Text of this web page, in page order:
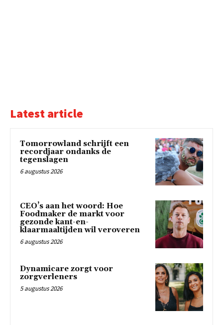
Latest article
Tomorrowland schrijft een
recordjaar ondanks de
tegenslagen
6 augustus 2026
CEO’s aan het woord: Hoe
Foodmaker de markt voor
gezonde kant-en-
klaarmaaltijden wil veroveren
6 augustus 2026
Dynamicare zorgt voor
zorgverleners
5 augustus 2026